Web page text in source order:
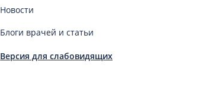
Новости
Блоги врачей и статьи
Версия для слабовидящих